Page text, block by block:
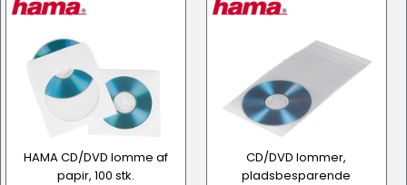
Medie cover / ramme
HAMA CD/DVD lomme af
papir, 100 stk.
CD/DVD lommer,
pladsbesparende